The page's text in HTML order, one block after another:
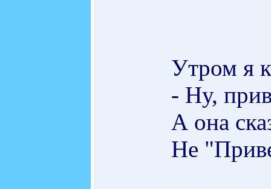
Утром я
- Ну,
А она
Не